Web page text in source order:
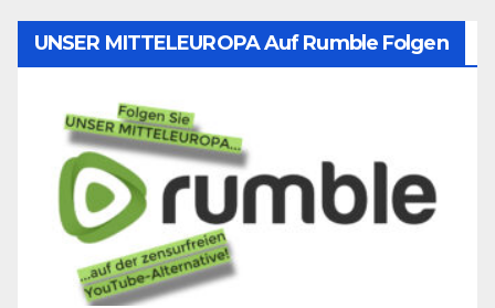
UNSER MITTELEUROPA Auf Rumble Folgen